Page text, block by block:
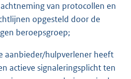
van protocollen en
opgesteld door de
beroepsgroep;
aanbieder/hulpverlener heeft
actieve signaleringsplicht ten